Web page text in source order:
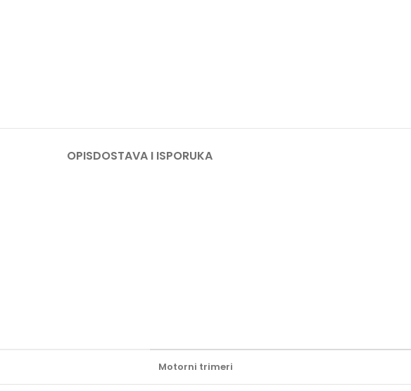
OPISDOSTAVA I ISPORUKA
Motorni trimeri